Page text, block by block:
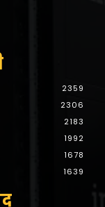
2359
2306
2183
1992
1678
1639